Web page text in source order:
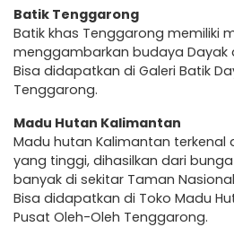
Batik Tenggarong
Batik khas Tenggarong memiliki
menggambarkan budaya Dayak
Bisa didapatkan di Galeri Batik
Tenggarong.
Madu Hutan Kalimantan
Madu hutan Kalimantan terkenal
yang tinggi, dihasilkan dari
banyak di sekitar Taman
Bisa didapatkan di Toko Madu
Pusat Oleh-Oleh Tenggarong.